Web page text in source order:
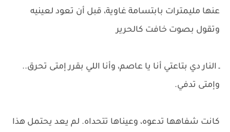
عنها مليمترات بابتسامة غاوية، قبل أن تعود لعينيه
وتقول بصوت خافت كالحرير
ـ النار دي بتاعتي أنا يا عاصم، وأنا اللي بقرر إمتى تحرق..
وإمتى تدفي.
كانت شفاهها تدعوه، وعيناها تتحداه. لم يعد يحتمل هذا